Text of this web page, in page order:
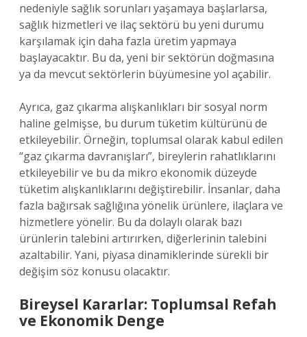
nedeniyle sağlık sorunları yaşamaya başlarlarsa,
sağlık hizmetleri ve ilaç sektörü bu yeni durumu
karşılamak için daha fazla üretim yapmaya
başlayacaktır. Bu da, yeni bir sektörün doğmasına
ya da mevcut sektörlerin büyümesine yol açabilir.
Ayrıca, gaz çıkarma alışkanlıkları bir sosyal norm
haline gelmişse, bu durum tüketim kültürünü de
etkileyebilir. Örneğin, toplumsal olarak kabul edilen
“gaz çıkarma davranışları”, bireylerin rahatlıklarını
etkileyebilir ve bu da mikro ekonomik düzeyde
tüketim alışkanlıklarını değiştirebilir. İnsanlar, daha
fazla bağırsak sağlığına yönelik ürünlere, ilaçlara ve
hizmetlere yönelir. Bu da dolaylı olarak bazı
ürünlerin talebini artırırken, diğerlerinin talebini
azaltabilir. Yani, piyasa dinamiklerinde sürekli bir
değişim söz konusu olacaktır.
Bireysel Kararlar: Toplumsal Refah
ve Ekonomik Denge